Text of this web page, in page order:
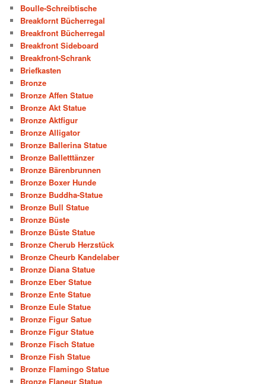
Boulle-Schreibtische
Breakfornt Bücherregal
Breakfront Bücherregal
Breakfront Sideboard
Breakfront-Schrank
Briefkasten
Bronze
Bronze Affen Statue
Bronze Akt Statue
Bronze Aktfigur
Bronze Alligator
Bronze Ballerina Statue
Bronze Balletttänzer
Bronze Bärenbrunnen
Bronze Boxer Hunde
Bronze Buddha-Statue
Bronze Bull Statue
Bronze Büste
Bronze Büste Statue
Bronze Cherub Herzstück
Bronze Cheurb Kandelaber
Bronze Diana Statue
Bronze Eber Statue
Bronze Ente Statue
Bronze Eule Statue
Bronze Figur Satue
Bronze Figur Statue
Bronze Fisch Statue
Bronze Fish Statue
Bronze Flamingo Statue
Bronze Flaneur Statue